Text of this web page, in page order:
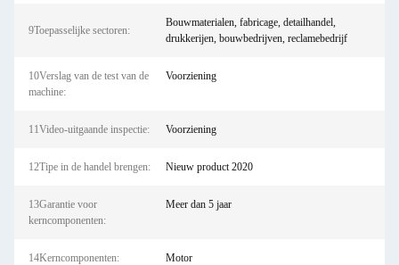
9Toepasselijke sectoren:
Bouwmaterialen, fabricage, detailhandel,
drukkerijen, bouwbedrijven, reclamebedrijf
10Verslag van de test van de
machine:
Voorziening
11Video-uitgaande inspectie: Voorziening
12Tipe in de handel brengen: Nieuw product 2020
13Garantie voor
kerncomponenten:
Meer dan 5 jaar
14Kerncomponenten: Motor